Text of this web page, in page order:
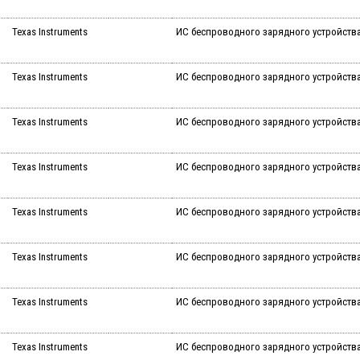
Texas Instruments ИС беспроводного зарядного
Texas Instruments ИС беспроводного зарядного
Texas Instruments ИС беспроводного зарядного
Texas Instruments ИС беспроводного зарядного
Texas Instruments ИС беспроводного зарядного
Texas Instruments ИС беспроводного зарядного
Texas Instruments ИС беспроводного зарядного
Texas Instruments ИС беспроводного зарядного